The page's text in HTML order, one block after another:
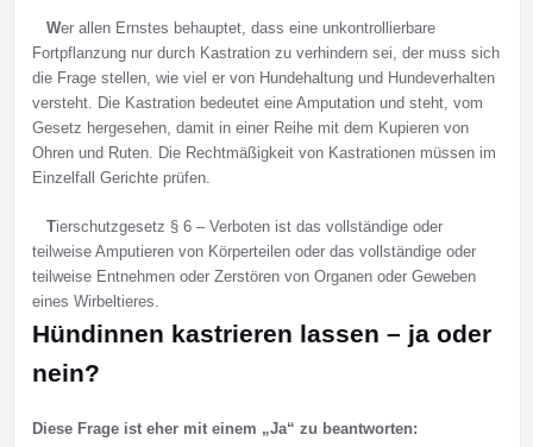
Wer allen Ernstes behauptet, dass eine unkontrollierbare
Fortpflanzung nur durch Kastration zu verhindern sei, der muss sich
die Frage stellen, wie viel er von Hundehaltung und Hundeverhalten
versteht. Die Kastration bedeutet eine Amputation und steht, vom
Gesetz hergesehen, damit in einer Reihe mit dem Kupieren von
Ohren und Ruten. Die Rechtmäßigkeit von Kastrationen müssen im
Einzelfall Gerichte prüfen.
Tierschutzgesetz § 6 – Verboten ist das vollständige oder
teilweise Amputieren von Körperteilen oder das vollständige oder
teilweise Entnehmen oder Zerstören von Organen oder Geweben
eines Wirbeltieres.
Hündinnen kastrieren lassen – ja oder
nein?
Diese Frage ist eher mit einem „Ja“ zu beantworten: